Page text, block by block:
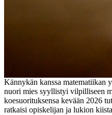
Kännykän kanssa matematiikan
nuori mies syyllistyi vilpilliseen
koesuorituksensa kevään 2026
ratkaisi opiskelijan ja lukion